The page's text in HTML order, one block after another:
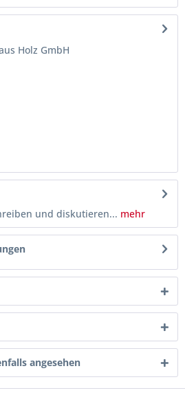
Holz GmbH
und diskutieren... mehr
angesehen